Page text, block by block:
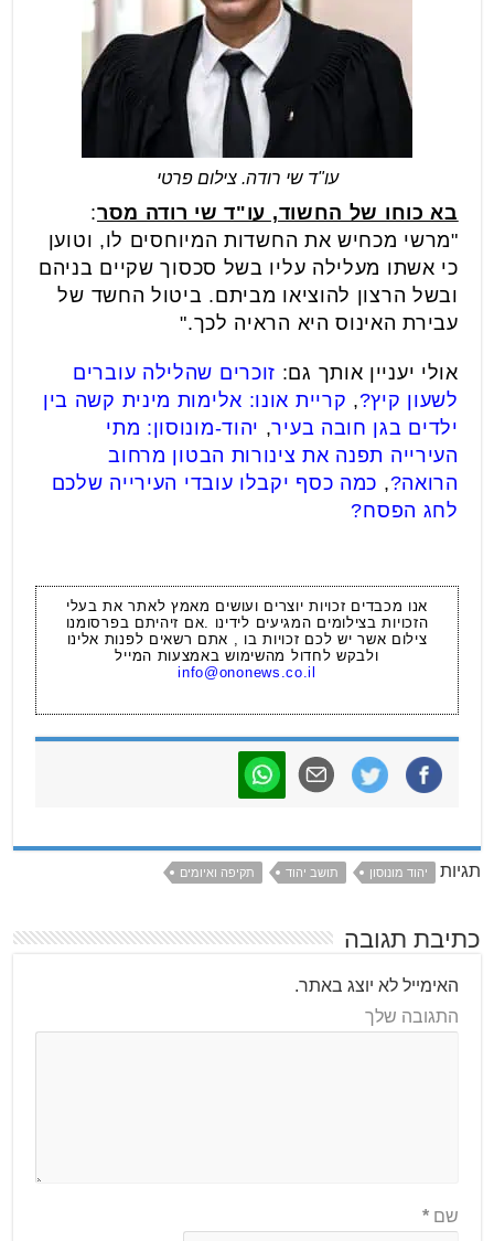
עו"ד שי רודה. צילום פרטי
בא כוחו של החשוד, עו"ד שי רודה מסר:
"מרשי מכחיש את החשדות המיוחסים לו, וטוען
כי אשתו מעלילה עליו בשל סכסוך שקיים בניהם
ובשל הרצון להוציאו מביתם. ביטול החשד של
עבירת האינוס היא הראיה לכך."
אולי יעניין אותך גם: זוכרים שהלילה עוברים
לשעון קיץ?, קריית אונו: אלימות מינית קשה בין
ילדים בגן חובה בעיר, יהוד-מונוסון: מתי
העירייה תפנה את צינורות הבטון מרחוב
הרואה?, כמה כסף יקבלו עובדי העירייה שלכם
לחג הפסח?
אנו מכבדים זכויות יוצרים ועושים מאמץ לאתר את בעלי
הזכויות בצילומים המגיעים לידינו .אם זיהיתם בפרסומנו
צילום אשר יש לכם זכויות בו , אתם רשאים לפנות אלינו
ולבקש לחדול מהשימוש באמצעות המייל
info@ononews.co.il
תגיות יהוד מונוסון תושב יהוד תקיפה ואיומים
כתיבת תגובה
האימייל לא יוצג באתר.
התגובה שלך
שם*